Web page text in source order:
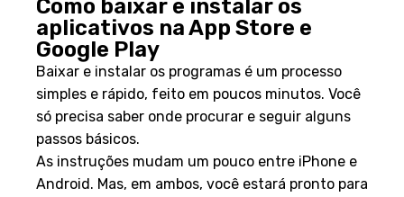
Como baixar e instalar os
aplicativos na App Store e
Google Play
Baixar e instalar os programas é um processo
simples e rápido, feito em poucos minutos. Você
só precisa saber onde procurar e seguir alguns
passos básicos.
As instruções mudam um pouco entre iPhone e
Android. Mas, em ambos, você estará pronto para